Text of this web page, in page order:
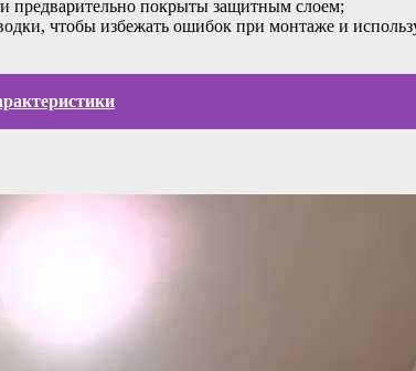
предварительно покрыты защитным слоем;
чтобы избежать ошибок при монтаже и